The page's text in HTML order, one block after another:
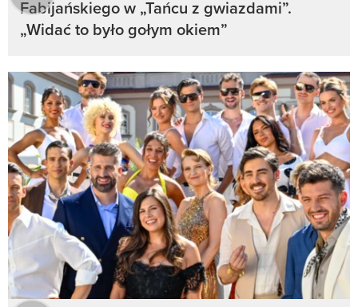
Fabijańskiego w „Tańcu z gwiazdami”.
„Widać to było gołym okiem”